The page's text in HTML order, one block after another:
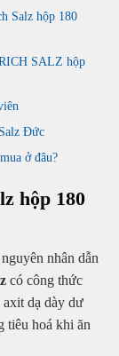
Salz hộp 180
SALZ hộp
Đức
ở đâu?
hộp 180
nhân dẫn
có công thức
dạ dày dư
tiêu hoá khi ăn